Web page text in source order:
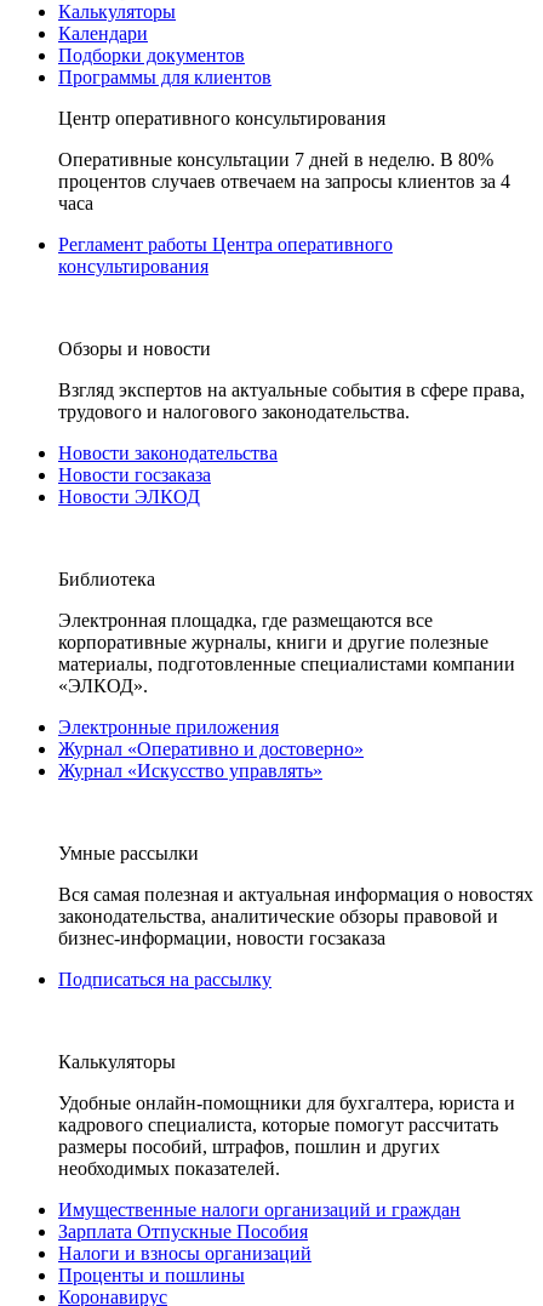
Калькуляторы
Календари
Подборки документов
Программы для клиентов
Центр оперативного консультирования
Оперативные консультации 7 дней в неделю. В 80%
процентов случаев отвечаем на запросы клиентов за 4
часа
Регламент работы Центра оперативного
консультирования
Обзоры и новости
Взгляд экспертов на актуальные события в сфере права,
трудового и налогового законодательства.
Новости законодательства
Новости госзаказа
Новости ЭЛКОД
Библиотека
Электронная площадка, где размещаются все
корпоративные журналы, книги и другие полезные
материалы, подготовленные специалистами компании
«ЭЛКОД».
Электронные приложения
Журнал «Оперативно и достоверно»
Журнал «Искусство управлять»
Умные рассылки
Вся самая полезная и актуальная информация о новостях
законодательства, аналитические обзоры правовой и
бизнес-информации, новости госзаказа
Подписаться на рассылку
Калькуляторы
Удобные онлайн-помощники для бухгалтера, юриста и
кадрового специалиста, которые помогут рассчитать
размеры пособий, штрафов, пошлин и других
необходимых показателей.
Имущественные налоги организаций и граждан
Зарплата Отпускные Пособия
Налоги и взносы организаций
Проценты и пошлины
Коронавирус